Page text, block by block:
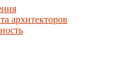
архитекторов